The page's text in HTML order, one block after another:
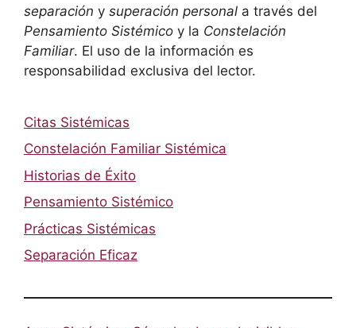
separación y superación personal a través del
Pensamiento Sistémico y la Constelación
Familiar. El uso de la información es
responsabilidad exclusiva del lector.
Citas Sistémicas
Constelación Familiar Sistémica
Historias de Éxito
Pensamiento Sistémico
Prácticas Sistémicas
Separación Eficaz